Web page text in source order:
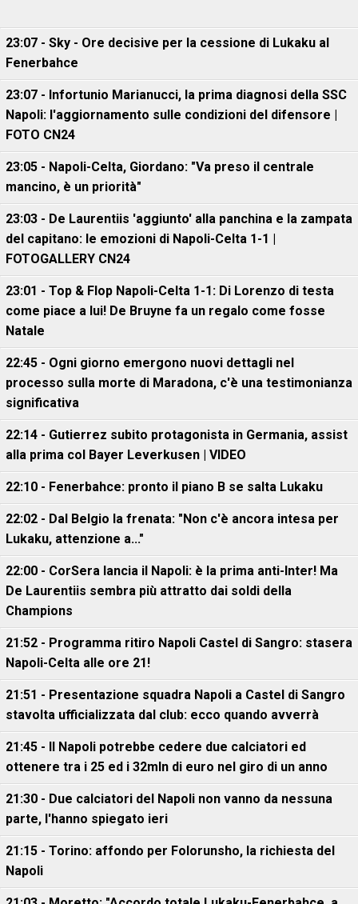
23:07 - Sky - Ore decisive per la cessione di Lukaku al
Fenerbahce
23:07 - Infortunio Marianucci, la prima diagnosi della SSC
Napoli: l'aggiornamento sulle condizioni del difensore |
FOTO CN24
23:05 - Napoli-Celta, Giordano: "Va preso il centrale
mancino, è un priorità"
23:03 - De Laurentiis 'aggiunto' alla panchina e la zampata
del capitano: le emozioni di Napoli-Celta 1-1 |
FOTOGALLERY CN24
23:01 - Top & Flop Napoli-Celta 1-1: Di Lorenzo di testa
come piace a lui! De Bruyne fa un regalo come fosse
Natale
22:45 - Ogni giorno emergono nuovi dettagli nel
processo sulla morte di Maradona, c'è una testimonianza
significativa
22:14 - Gutierrez subito protagonista in Germania, assist
alla prima col Bayer Leverkusen | VIDEO
22:10 - Fenerbahce: pronto il piano B se salta Lukaku
22:02 - Dal Belgio la frenata: "Non c'è ancora intesa per
Lukaku, attenzione a..."
22:00 - CorSera lancia il Napoli: è la prima anti-Inter! Ma
De Laurentiis sembra più attratto dai soldi della
Champions
21:52 - Programma ritiro Napoli Castel di Sangro: stasera
Napoli-Celta alle ore 21!
21:51 - Presentazione squadra Napoli a Castel di Sangro
stavolta ufficializzata dal club: ecco quando avverrà
21:45 - Il Napoli potrebbe cedere due calciatori ed
ottenere tra i 25 ed i 32mln di euro nel giro di un anno
21:30 - Due calciatori del Napoli non vanno da nessuna
parte, l'hanno spiegato ieri
21:15 - Torino: affondo per Folorunsho, la richiesta del
Napoli